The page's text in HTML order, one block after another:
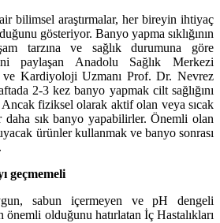
bilimsel araştırmalar, her bireyin ihtiyaç
gösteriyor. Banyo yapma sıklığının
tarzına ve sağlık durumuna göre
paylaşan Anadolu Sağlık Merkezi
ve Kardiyoloji Uzmanı Prof. Dr. Nevrez
2-3 kez banyo yapmak cilt sağlığını
fiziksel olarak aktif olan veya sıcak
sık banyo yapabilirler. Önemli olan
ürünler kullanmak ve banyo sonrası
geçmemeli
sabun içermeyen ve pH dengeli
olduğunu hatırlatan İç Hastalıkları